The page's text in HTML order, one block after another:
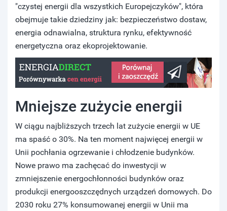
"czystej energii dla wszystkich Europejczyków", która
obejmuje takie dziedziny jak: bezpieczeństwo dostaw,
energia odnawialna, struktura rynku, efektywność
energetyczna oraz ekoprojektowanie.
Mniejsze zużycie energii
W ciągu najbliższych trzech lat zużycie energii w UE
ma spaść o 30%. Na ten moment najwięcej energii w
Unii pochłania ogrzewanie i chłodzenie budynków.
Nowe prawo ma zachęcać do inwestycji w
zmniejszenie energochłonności budynków oraz
produkcji energooszczędnych urządzeń domowych. Do
2030 roku 27% konsumowanej energii w Unii ma